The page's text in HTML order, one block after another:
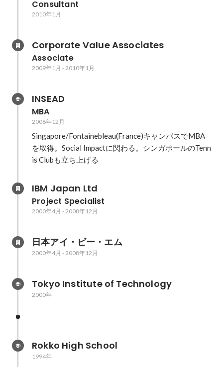
Consultant
2010年1月
Corporate Value Associates
Associate
2009年1月 - 2010年1月
INSEAD
MBA
2008年12月
Singapore/Fontainebleau(France)キャンパスでMBA
を取得。Social Impactに関わる。シンガポールのTenn
is Clubも立ち上げる
IBM Japan Ltd
Project Specialist
2000年4月 - 2008年12月
日本アイ・ビー・エム
2000年4月 - 2008年12月
Tokyo Institute of Technology
2000年
Rokko High School
1994年